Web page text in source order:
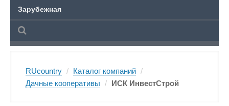
Зарубежная
RUcountry / Каталог компаний /
Дачные кооперативы / ИСК ИнвестСтрой